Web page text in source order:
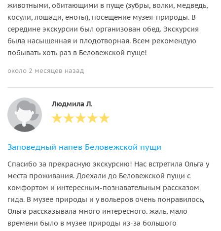
животными, обитающими в пуще (зубры, волки, медведь,
косули, лошади, еноты), посещение музея-природы. В
середине экскурсии был организован обед. Экскурсия
была насыщенная и плодотворная. Всем рекомендую
побывать хоть раз в Беловежской пуще!
около 2 месяцев назад
Людмила Л.
Заповедный напев Беловежской пущи
Спасибо за прекрасную экскурсию! Нас встретила Ольга у
места проживания. Доехали до Беловежской пущи с
комфортом и интересным-познавательным рассказом
гида. В музее природы и у вольеров очень понравилось,
Ольга рассказывала много интересного. жаль, мало
времени было в музее природы из-за большого